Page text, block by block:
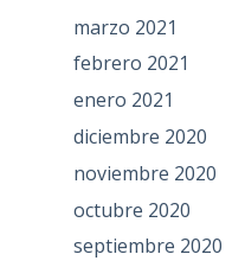
marzo 2021
febrero 2021
enero 2021
diciembre 2020
noviembre 2020
octubre 2020
septiembre 2020